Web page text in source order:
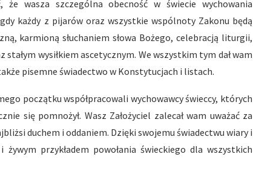
wasza szczególna obecność w świecie wychowania
każdy z pijarów oraz wszystkie wspólnoty Zakonu będą
karmioną słuchaniem słowa Bożego, celebracją liturgii,
wysiłkiem ascetycznym. We wszystkim tym dał wam
pisemne świadectwo w Konstytucjach i listach.
początku współpracowali wychowawcy świeccy, których
się pomnożył. Wasz Założyciel zalecał wam uważać za
duchem i oddaniem. Dzięki swojemu świadectwu wiary i
przykładem powołania świeckiego dla wszystkich